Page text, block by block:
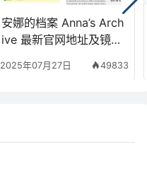
安娜的档案 Anna’s Arch
ive 最新官网地址及镜像
2025年07月27日 49833